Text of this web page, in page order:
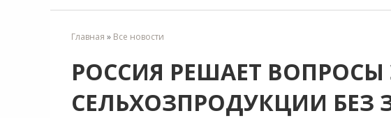
Главная » Все новости
РОССИЯ РЕШАЕТ ВОПРОСЫ
СЕЛЬХОЗПРОДУКЦИИ БЕЗ